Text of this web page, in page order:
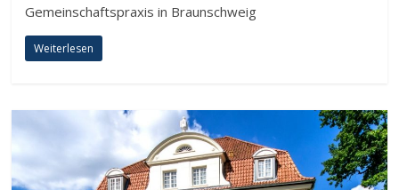
Gemeinschaftspraxis in Braunschweig
Weiterlesen